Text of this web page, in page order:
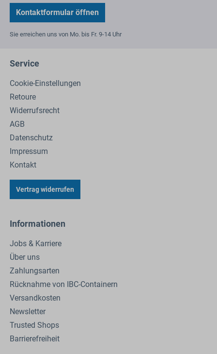
Kontaktformular öffnen
Sie erreichen uns von Mo. bis Fr. 9-14 Uhr
Service
Cookie-Einstellungen
Retoure
Widerrufsrecht
AGB
Datenschutz
Impressum
Kontakt
Vertrag widerrufen
Informationen
Jobs & Karriere
Über uns
Zahlungsarten
Rücknahme von IBC-Containern
Versandkosten
Newsletter
Trusted Shops
Barrierefreiheit